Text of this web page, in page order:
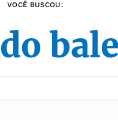
VOCÊ BUSCOU: